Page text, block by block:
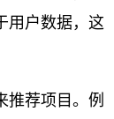
用户数据，这
推荐项目。例